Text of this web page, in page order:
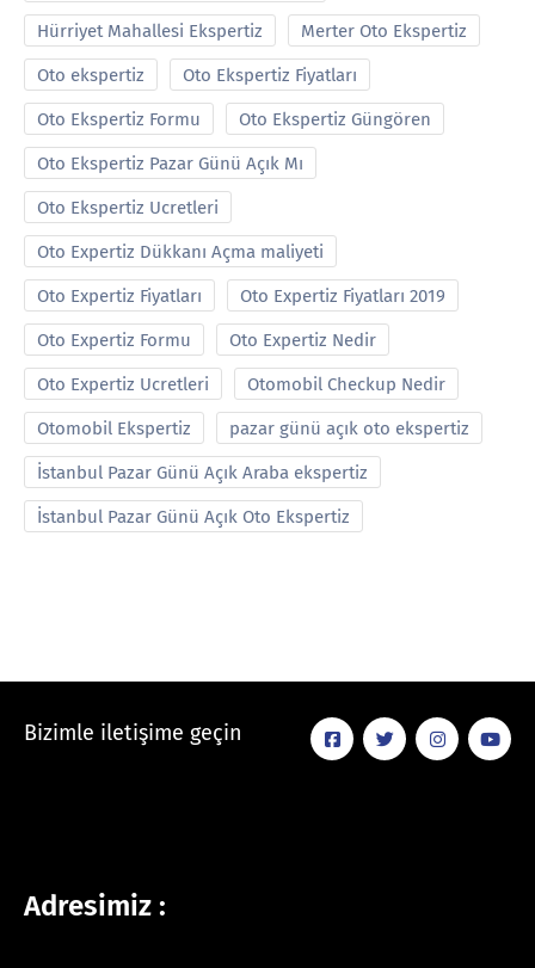
Hürriyet Mahallesi Ekspertiz Merter Oto Ekspertiz
Oto ekspertiz Oto Ekspertiz Fiyatları
Oto Ekspertiz Formu Oto Ekspertiz Güngören
Oto Ekspertiz Pazar Günü Açık Mı
Oto Ekspertiz Ucretleri
Oto Expertiz Dükkanı Açma maliyeti
Oto Expertiz Fiyatları Oto Expertiz Fiyatları 2019
Oto Expertiz Formu Oto Expertiz Nedir
Oto Expertiz Ucretleri Otomobil Checkup Nedir
Otomobil Ekspertiz pazar günü açık oto ekspertiz
İstanbul Pazar Günü Açık Araba ekspertiz
İstanbul Pazar Günü Açık Oto Ekspertiz
Bizimle iletişime geçin
Adresimiz :